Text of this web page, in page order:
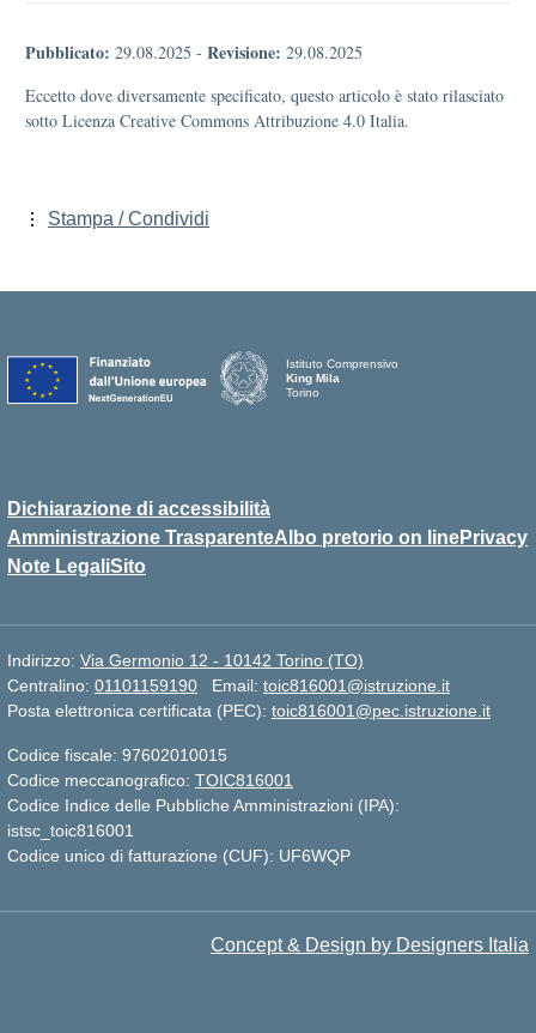
Pubblicato: 29.08.2025 - Revisione: 29.08.2025
Eccetto dove diversamente specificato, questo articolo è stato rilasciato
sotto Licenza Creative Commons Attribuzione 4.0 Italia.
Stampa / Condividi
Istituto Comprensivo
King Mila
Torino
Dichiarazione di accessibilità
Amministrazione TrasparenteAlbo pretorio on linePrivacy
Note LegaliSito
Indirizzo: Via Germonio 12 - 10142 Torino (TO)
Centralino: 01101159190 Email: toic816001@istruzione.it
Posta elettronica certificata (PEC): toic816001@pec.istruzione.it
Codice fiscale: 97602010015
Codice meccanografico: TOIC816001
Codice Indice delle Pubbliche Amministrazioni (IPA):
istsc_toic816001
Codice unico di fatturazione (CUF): UF6WQP
Concept & Design by Designers Italia